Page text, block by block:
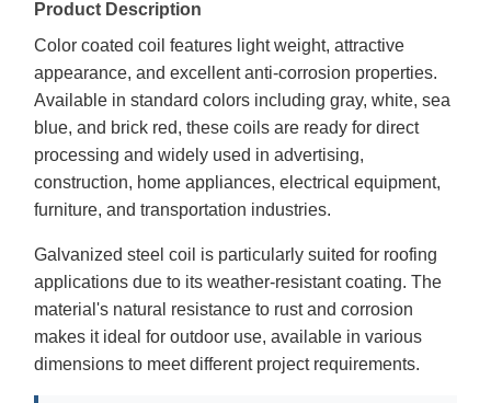
Product Description
Color coated coil features light weight, attractive
appearance, and excellent anti-corrosion properties.
Available in standard colors including gray, white, sea
blue, and brick red, these coils are ready for direct
processing and widely used in advertising,
construction, home appliances, electrical equipment,
furniture, and transportation industries.
Galvanized steel coil is particularly suited for roofing
applications due to its weather-resistant coating. The
material's natural resistance to rust and corrosion
makes it ideal for outdoor use, available in various
dimensions to meet different project requirements.